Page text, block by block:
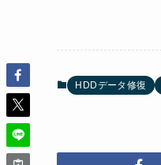
HDDデータ修復